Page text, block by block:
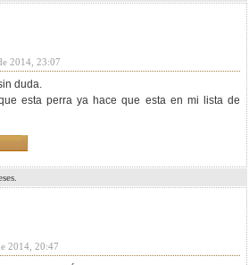
2014, 23:07
duda.
esta perra ya hace que esta en mi lista de
2014, 20:47